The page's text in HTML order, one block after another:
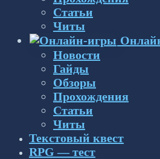
Статьи
Читы
Новости
Гайды
Обзоры
Прохождения
Статьи
Читы
Текстовый квест
RPG — тест